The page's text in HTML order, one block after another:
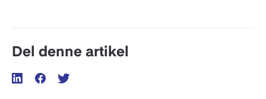
Del denne artikel